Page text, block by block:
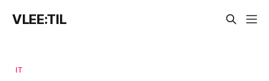
VLEE:TIL
IT